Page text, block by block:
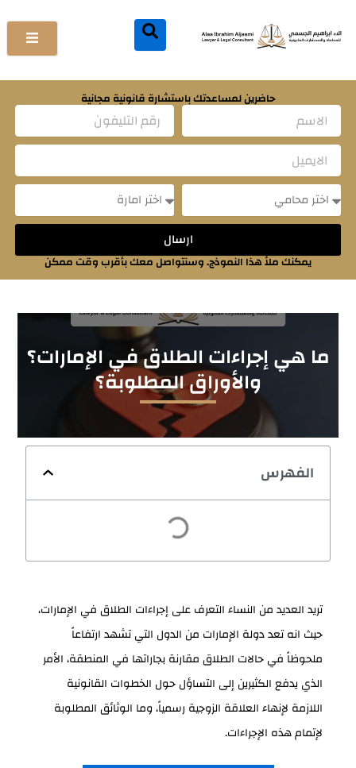
إلى
المحتوى
حاضرين لمساعدتك باستشارة قانونية مجانية
ارسال
يمكنك ملأ هذا النموذج. وسنتواصل معك بأقرب وقت ممكن
ما هي إجراءات الطلاق في الإمارات؟
والأوراق المطلوبة؟
الفهرس
تريد العديد من النساء التعرف على إجراءات الطلاق في الإمارات،
حيث انه تعد دولة الإمارات من الدول التي تشهد ارتفاعاً
ملحوظاً في حالات الطلاق مقارنة بجاراتها في المنطقة، الأمر
الذي يدفع الكثيرين إلى التساؤل حول الخطوات القانونية
اللازمة لإنهاء العلاقة الزوجية رسمياً، وما الوثائق المطلوبة
لإتمام هذه الإجراءات.